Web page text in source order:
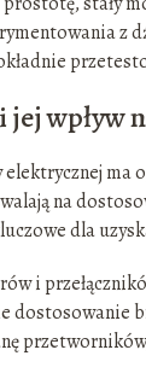
z
wpływ
ma
na
dla
i
dostosowanie